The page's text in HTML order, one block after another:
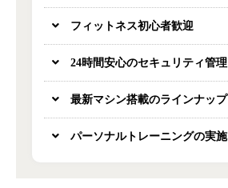
フィットネス初心者歓迎
24時間安心のセキュリティ管理
最新マシン搭載のラインナップ
パーソナルトレーニングの実施